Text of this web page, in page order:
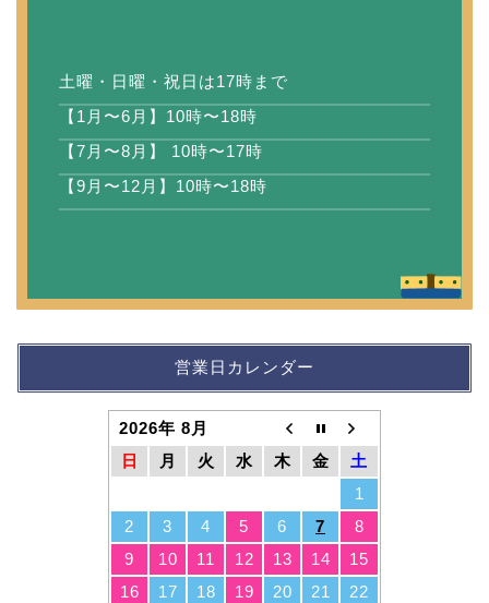
土曜・日曜・祝日は17時まで
【1月〜6月】10時〜18時
【7月〜8月】 10時〜17時
【9月〜12月】10時〜18時
営業日カレンダー
2026年 8月
日
月 火 水 木 金
土
1
2
3 4 5 6 7
8
9
10 11 12 13 14
15
16
17 18 19 20 21
22